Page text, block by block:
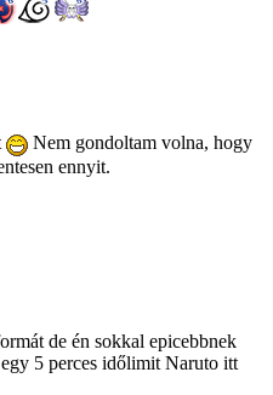
Nem gondoltam volna, hogy
ennyit.
de én sokkal epicebbnek
5 perces időlimit Naruto itt